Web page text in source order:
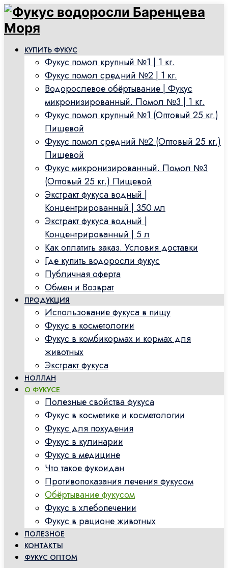
КУПИТЬ ФУКУС
Фукус помол крупный №1 | 1 кг.
Фукус помол средний №2 | 1 кг.
Водорослевое обёртывание | Фукус
микронизированный. Помол №3 | 1 кг.
Фукус помол крупный №1 (Оптовый 25 кг.)
Пищевой
Фукус помол средний №2 (Оптовый 25 кг.)
Пищевой
Фукус микронизированный. Помол №3
(Оптовый 25 кг.) Пищевой
Экстракт фукуса водный |
Концентрированный | 350 мл
Экстракт фукуса водный |
Концентрированный | 5 л
Как оплатить заказ. Условия доставки
Где купить водоросли фукус
Публичная оферта
Обмен и Возврат
ПРОДУКЦИЯ
Использование фукуса в пищу
Фукус в косметологии
Фукус в комбикормах и кормах для
животных
Экстракт фукуса
НОЛЛАН
О ФУКУСЕ
Полезные свойства фукуса
Фукус в косметике и косметологии
Фукус для похудения
Фукус в кулинарии
Фукус в медицине
Что такое фукоидан
Противопоказания лечения фукусом
Обёртывание фукусом
Фукус в хлебопечении
Фукус в рационе животных
ПОЛЕЗНОЕ
КОНТАКТЫ
ФУКУС ОПТОМ